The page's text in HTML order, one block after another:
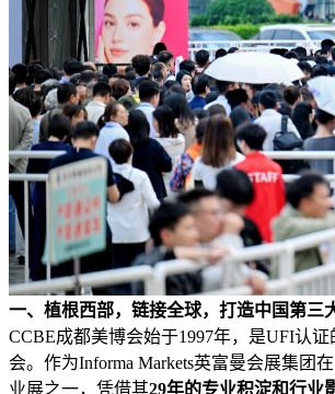
一、植根西部，链接全球，打造中国第三
CCBE成都美博会始于1997年，是UFI认
会。作为Informa Markets英富曼会展集团
业展之一，凭借其29年的专业积淀和行业